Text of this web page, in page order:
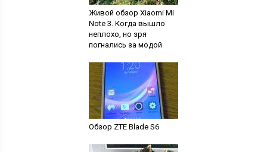
Живой обзор Xiaomi Mi
Note 3. Когда вышло
неплохо, но зря
погнались за модой
Обзор ZTE Blade S6